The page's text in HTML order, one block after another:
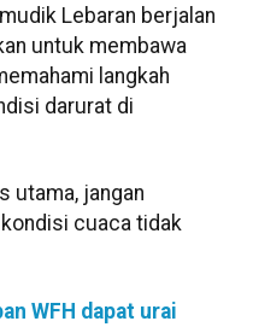
Lebaran berjalan
untuk membawa
langkah
darurat di
utama, jangan
cuaca tidak
WFH dapat urai